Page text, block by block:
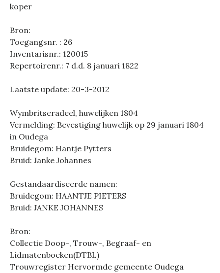
koper
Bron:
Toegangsnr. : 26
Inventarisnr.: 120015
Repertoirenr.: 7 d.d. 8 januari 1822
Laatste update: 20-3-2012
Wymbritseradeel, huwelijken 1804
Vermelding: Bevestiging huwelijk op 29 januari 1804
in Oudega
Bruidegom: Hantje Pytters
Bruid: Janke Johannes
Gestandaardiseerde namen:
Bruidegom: HAANTJE PIETERS
Bruid: JANKE JOHANNES
Bron:
Collectie Doop-, Trouw-, Begraaf- en
Lidmatenboeken(DTBL)
Trouwregister Hervormde gemeente Oudega